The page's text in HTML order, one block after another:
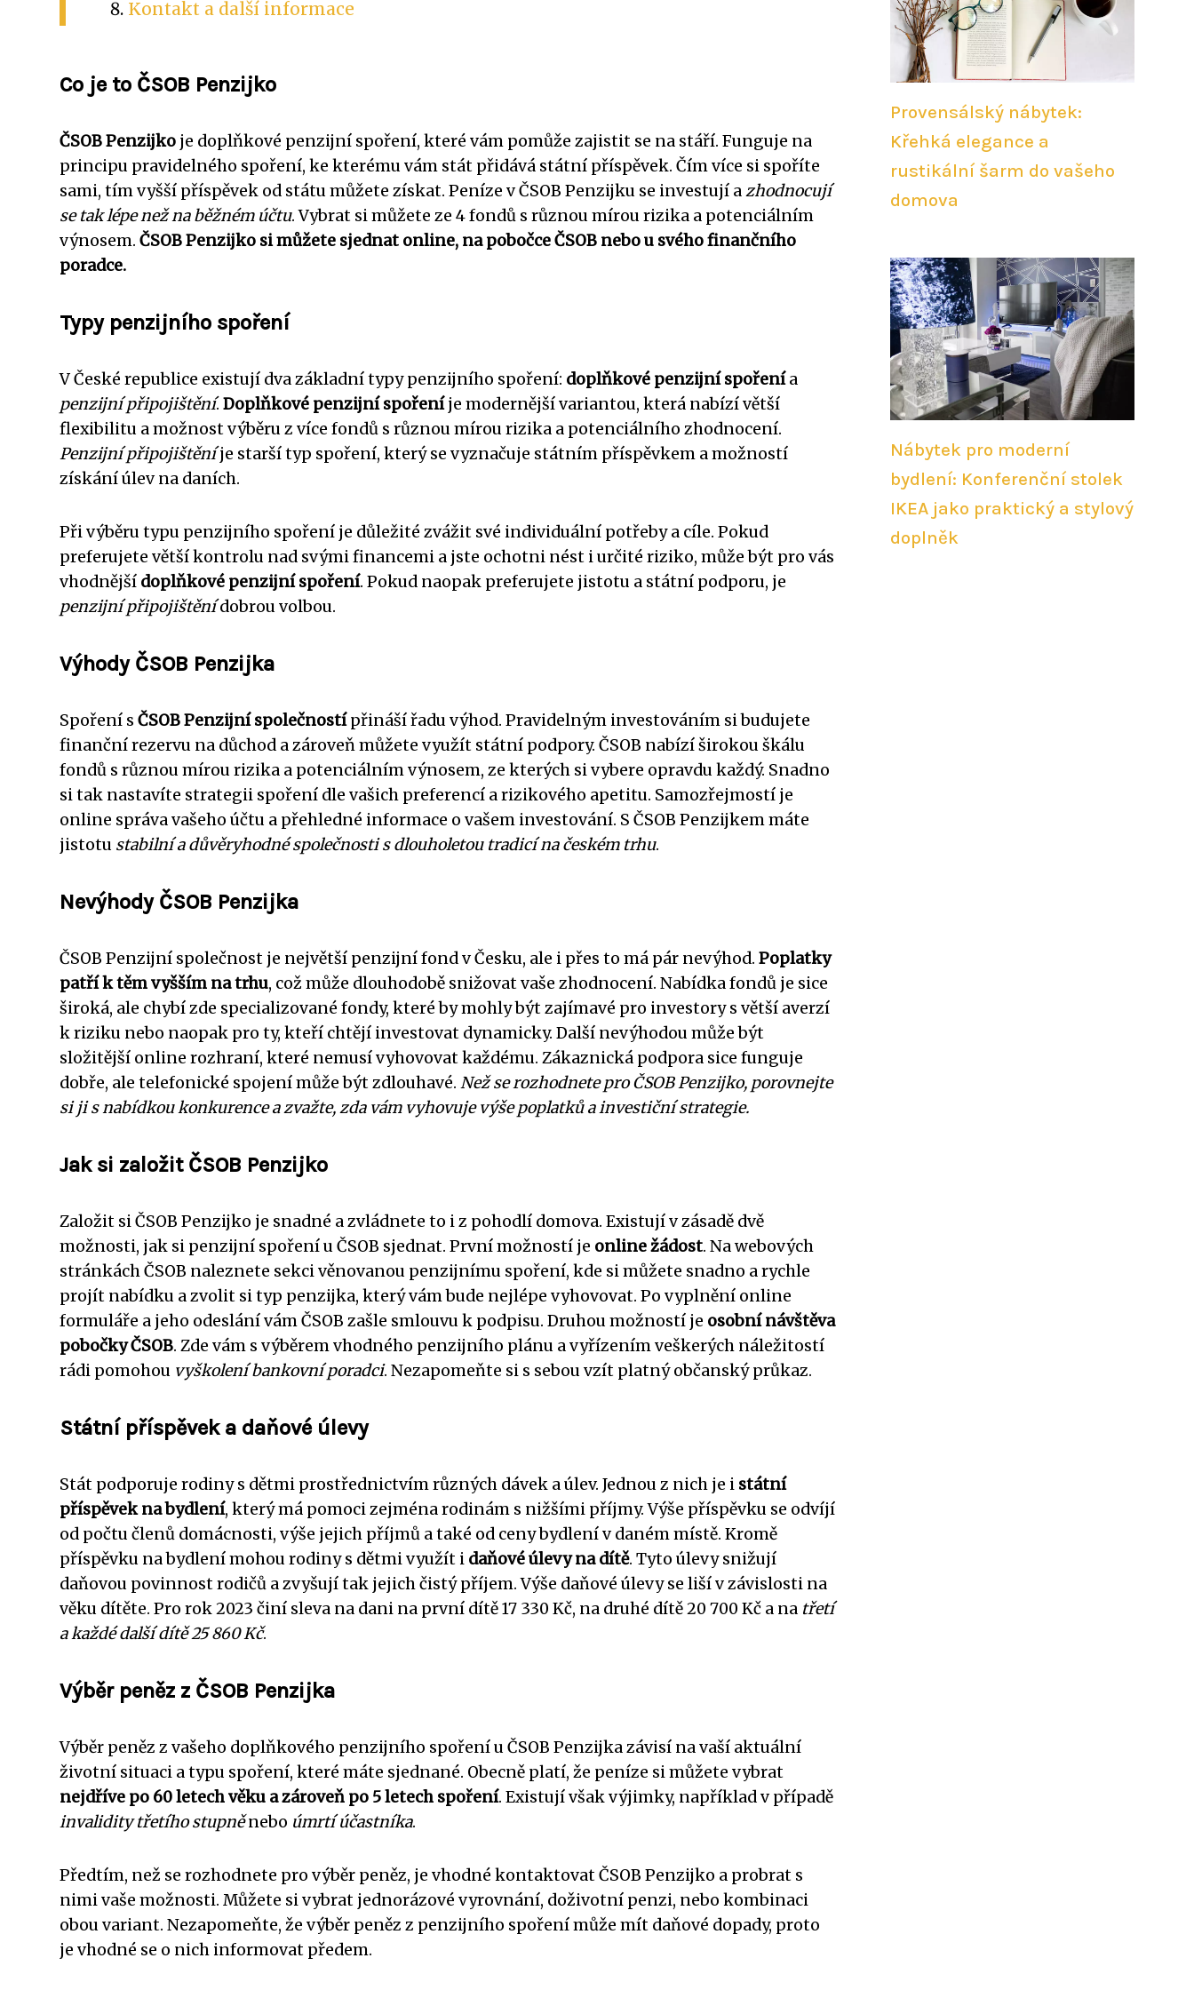
Kontakt a další informace
Co je to ČSOB Penzijko
ČSOB Penzijko je doplňkové penzijní spoření, které vám pomůže zajistit se na stáří. Funguje na
principu pravidelného spoření, ke kterému vám stát přidává státní příspěvek. Čím více si spoříte
sami, tím vyšší příspěvek od státu můžete získat. Peníze v ČSOB Penzijku se investují azhodnocují
se tak lépe než na běžném účtu. Vybrat si můžete ze 4 fondů s různou mírou rizika a potenciálním
výnosem. ČSOB Penzijko si můžete sjednat online, na pobočce ČSOB nebo u svého finančního
poradce.
Typy penzijního spoření
V České republice existují dva základní typy penzijního spoření: doplňkové penzijní spořenía
penzijní připojištění. Doplňkové penzijní spořeníje modernější variantou, která nabízí větší
flexibilitu a možnost výběru z více fondů s různou mírou rizika a potenciálního zhodnocení.
Penzijní připojištěníje starší typ spoření, který se vyznačuje státním příspěvkem a možností
získání úlev na daních.
Při výběru typu penzijního spoření je důležité zvážit své individuální potřeby a cíle. Pokud
preferujete větší kontrolu nad svými financemi a jste ochotni nést i určité riziko, může být pro vás
vhodnější doplňkové penzijní spoření. Pokud naopak preferujete jistotu a státní podporu, je
penzijní připojištěnídobrou volbou.
Výhody ČSOB Penzijka
Spoření s ČSOB Penzijní společnostípřináší řadu výhod. Pravidelným investováním si budujete
finanční rezervu na důchod a zároveň můžete využít státní podpory. ČSOB nabízí širokou škálu
fondů s různou mírou rizika a potenciálním výnosem, ze kterých si vybere opravdu každý. Snadno
si tak nastavíte strategii spoření dle vašich preferencí a rizikového apetitu. Samozřejmostí je
online správa vašeho účtu a přehledné informace o vašem investování. S ČSOB Penzijkem máte
jistotu stabilní a důvěryhodné společnosti s dlouholetou tradicí na českém trhu.
Nevýhody ČSOB Penzijka
ČSOB Penzijní společnost je největší penzijní fond v Česku, ale i přes to má pár nevýhod. Poplatky
patří k těm vyšším na trhu, což může dlouhodobě snižovat vaše zhodnocení. Nabídka fondů je sice
široká, ale chybí zde specializované fondy, které by mohly být zajímavé pro investory s větší averzí
k riziku nebo naopak pro ty, kteří chtějí investovat dynamicky. Další nevýhodou může být
složitější online rozhraní, které nemusí vyhovovat každému. Zákaznická podpora sice funguje
dobře, ale telefonické spojení může být zdlouhavé. Než se rozhodnete pro ČSOB Penzijko, porovnejte
si ji s nabídkou konkurence a zvažte, zda vám vyhovuje výše poplatků a investiční strategie.
Jak si založit ČSOB Penzijko
Založit si ČSOB Penzijko je snadné a zvládnete to i z pohodlí domova. Existují v zásadě dvě
možnosti, jak si penzijní spoření u ČSOB sjednat. První možností je online žádost. Na webových
stránkách ČSOB naleznete sekci věnovanou penzijnímu spoření, kde si můžete snadno a rychle
projít nabídku a zvolit si typ penzijka, který vám bude nejlépe vyhovovat. Po vyplnění online
formuláře a jeho odeslání vám ČSOB zašle smlouvu k podpisu. Druhou možností je osobní návštěva
pobočky ČSOB. Zde vám s výběrem vhodného penzijního plánu a vyřízením veškerých náležitostí
rádi pomohou vyškolení bankovní poradci. Nezapomeňte si s sebou vzít platný občanský průkaz.
Státní příspěvek a daňové úlevy
Stát podporuje rodiny s dětmi prostřednictvím různých dávek a úlev. Jednou z nich je i státní
příspěvek na bydlení, který má pomoci zejména rodinám s nižšími příjmy. Výše příspěvku se odvíjí
od počtu členů domácnosti, výše jejich příjmů a také od ceny bydlení v daném místě. Kromě
příspěvku na bydlení mohou rodiny s dětmi využít i daňové úlevy na dítě. Tyto úlevy snižují
daňovou povinnost rodičů a zvyšují tak jejich čistý příjem. Výše daňové úlevy se liší v závislosti na
věku dítěte. Pro rok 2023 činí sleva na dani na první dítě 17 330 Kč, na druhé dítě 20 700 Kč a na třetí
a každé další dítě 25 860 Kč.
Výběr peněz z ČSOB Penzijka
Výběr peněz z vašeho doplňkového penzijního spoření u ČSOB Penzijka závisí na vaší aktuální
životní situaci a typu spoření, které máte sjednané. Obecně platí, že peníze si můžete vybrat
nejdříve po 60 letech věku a zároveň po 5 letech spoření. Existují však výjimky, například v případě
invalidity třetího stupněnebo úmrtí účastníka.
Předtím, než se rozhodnete pro výběr peněz, je vhodné kontaktovat ČSOB Penzijko a probrat s
nimi vaše možnosti. Můžete si vybrat jednorázové vyrovnání, doživotní penzi, nebo kombinaci
obou variant. Nezapomeňte, že výběr peněz z penzijního spoření může mít daňové dopady, proto
je vhodné se o nich informovat předem.
Provensálský nábytek:
Křehká elegance a
rustikální šarm do vašeho
domova
Nábytek pro moderní
bydlení: Konferenční stolek
IKEA jako praktický a stylový
doplněk